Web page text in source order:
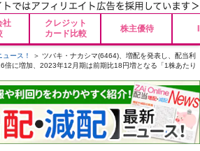
社
クレジット
カード比較
株主優待
ース！
＞ ツバキ・ナカシマ(6464)、増配を発表し、配当利
倍に増加、2023年12月期は前期比18円増となる「1株あたり